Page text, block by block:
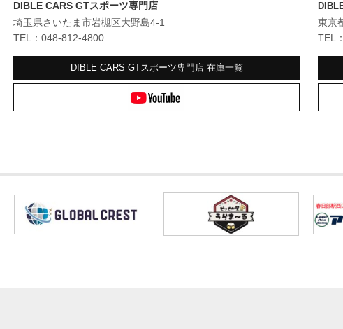
DIBLE CARS GTスポーツ専門店
埼玉県さいたま市岩槻区大野島4-1
TEL：048-812-4800
DIBLE CARS GTスポーツ専門店 在庫一覧
東京
TEL